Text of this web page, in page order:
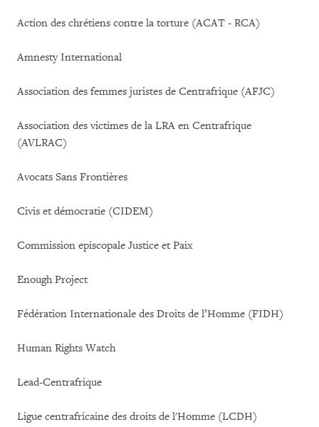
Action des chrétiens contre la torture (ACAT - RCA)
Amnesty International
Association des femmes juristes de Centrafrique (AFJC)
Association des victimes de la LRA en Centrafrique
(AVLRAC)
Avocats Sans Frontières
Civis et démocratie (CIDEM)
Commission episcopale Justice et Paix
Enough Project
Fédération Internationale des Droits de l’Homme (FIDH)
Human Rights Watch
Lead-Centrafrique
Ligue centrafricaine des droits de l'Homme (LCDH)